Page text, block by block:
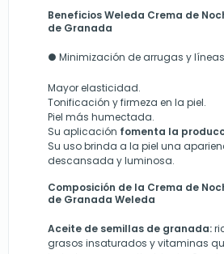
Beneficios Weleda Crema de
de Granada
● Minimización de arrugas y
Mayor elasticidad.
Tonificación y firmeza en la piel.
Piel más humectada.
Su aplicación fomenta la
Su uso brinda a la piel una
descansada y luminosa.
Composición de la Crema de
de Granada Weleda
Aceite de semillas de granada:
grasos insaturados y vitaminas